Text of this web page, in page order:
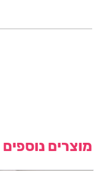
מוצרים נוספים